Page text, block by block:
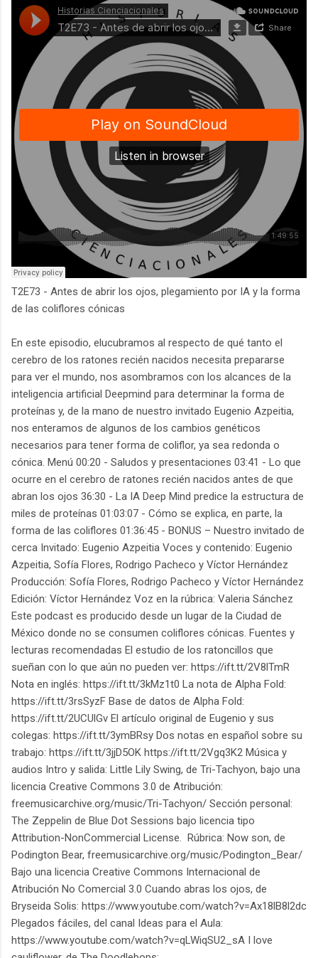
T2E73 - Antes de abrir los ojos, plegamiento por IA y la forma
de las coliflores cónicas
En este episodio, elucubramos al respecto de qué tanto el
cerebro de los ratones recién nacidos necesita prepararse
para ver el mundo, nos asombramos con los alcances de la
inteligencia artificial Deepmind para determinar la forma de
proteínas y, de la mano de nuestro invitado Eugenio Azpeitia,
nos enteramos de algunos de los cambios genéticos
necesarios para tener forma de coliflor, ya sea redonda o
cónica. Menú 00:20 - Saludos y presentaciones 03:41 - Lo que
ocurre en el cerebro de ratones recién nacidos antes de que
abran los ojos 36:30 - La IA Deep Mind predice la estructura de
miles de proteínas 01:03:07 - Cómo se explica, en parte, la
forma de las coliflores 01:36:45 - BONUS – Nuestro invitado de
cerca Invitado: Eugenio Azpeitia Voces y contenido: Eugenio
Azpeitia, Sofía Flores, Rodrigo Pacheco y Víctor Hernández
Producción: Sofía Flores, Rodrigo Pacheco y Víctor Hernández
Edición: Víctor Hernández Voz en la rúbrica: Valeria Sánchez
Este podcast es producido desde un lugar de la Ciudad de
México donde no se consumen coliflores cónicas. Fuentes y
lecturas recomendadas El estudio de los ratoncillos que
sueñan con lo que aún no pueden ver: https://ift.tt/2V8lTmR
Nota en inglés: https://ift.tt/3kMz1t0 La nota de Alpha Fold:
https://ift.tt/3rsSyzF Base de datos de Alpha Fold:
https://ift.tt/2UCUlGv El artículo original de Eugenio y sus
colegas: https://ift.tt/3ymBRsy Dos notas en español sobre su
trabajo: https://ift.tt/3jjD5OK https://ift.tt/2Vgq3K2 Música y
audios Intro y salida: Little Lily Swing, de Tri-Tachyon, bajo una
licencia Creative Commons 3.0 de Atribución:
freemusicarchive.org/music/Tri-Tachyon/ Sección personal:
The Zeppelin de Blue Dot Sessions bajo licencia tipo
Attribution-NonCommercial License. Rúbrica: Now son, de
Podington Bear, freemusicarchive.org/music/Podington_Bear/
Bajo una licencia Creative Commons Internacional de
Atribución No Comercial 3.0 Cuando abras los ojos, de
Bryseida Solis: https://www.youtube.com/watch?v=Ax18lB8l2dc
Plegados fáciles, del canal Ideas para el Aula:
https://www.youtube.com/watch?v=qLWiqSU2_sA I love